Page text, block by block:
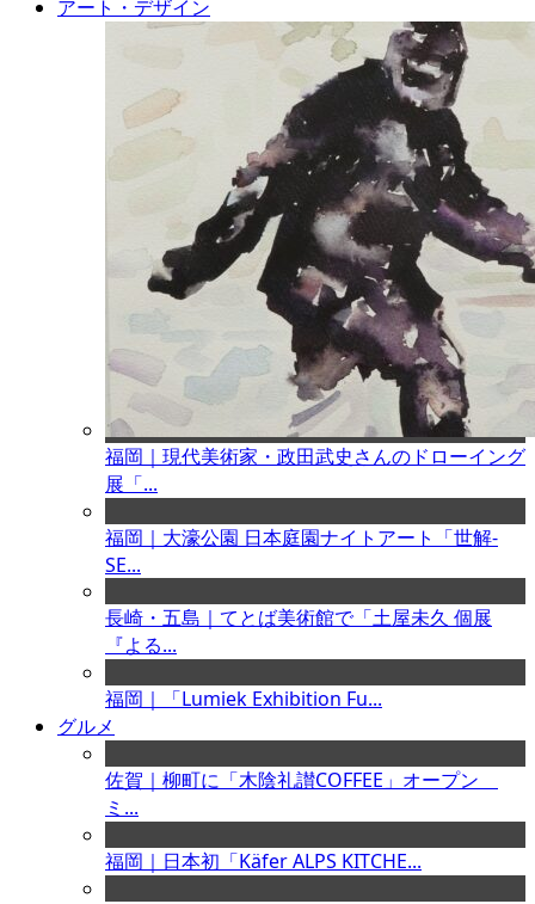
アート・デザイン
福岡｜現代美術家・政田武史さんのドローイング
展「...
福岡｜大濠公園 日本庭園ナイトアート「世解-
SE...
長崎・五島｜てとば美術館で「土屋未久 個展
『よる...
福岡｜「Lumiek Exhibition Fu...
グルメ
佐賀｜柳町に「木陰礼讃COFFEE」オープン
ミ...
福岡｜日本初「Käfer ALPS KITCHE...